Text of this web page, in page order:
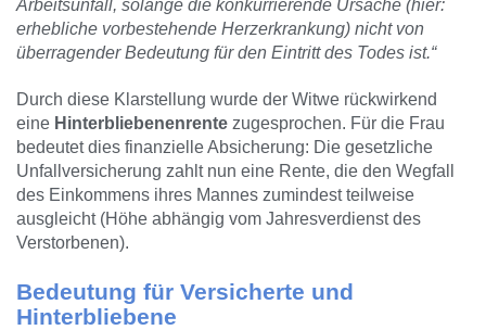
Arbeitsunfall, solange die konkurrierende Ursache (hier:
erhebliche vorbestehende Herzerkrankung) nicht von
überragender Bedeutung für den Eintritt des Todes ist.“
Durch diese Klarstellung wurde der Witwe rückwirkend
eine Hinterbliebenenrente zugesprochen. Für die Frau
bedeutet dies finanzielle Absicherung: Die gesetzliche
Unfallversicherung zahlt nun eine Rente, die den Wegfall
des Einkommens ihres Mannes zumindest teilweise
ausgleicht (Höhe abhängig vom Jahresverdienst des
Verstorbenen).
Bedeutung für Versicherte und
Hinterbliebene